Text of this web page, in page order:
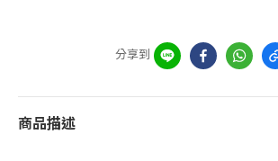
分享到
商品描述